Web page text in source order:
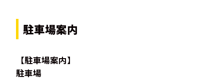
駐車場案内
【駐車場案内】
駐車場